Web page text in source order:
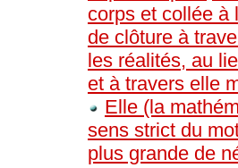
corps et collée à
de clôture à
les réalités, au
et à travers elle
Elle (la
sens strict du
plus grande de